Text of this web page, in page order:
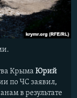
Крыма Юрий
по ЧС заявил,
в результате